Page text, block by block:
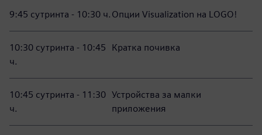
9:45 сутринта - 10:30 ч. Опции Visualization на LOGO!
10:30 сутринта - 10:45
ч.
Кратка почивка
10:45 сутринта - 11:30
ч.
Устройства за малки
приложения